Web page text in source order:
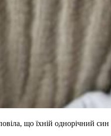
що їхній однорічний